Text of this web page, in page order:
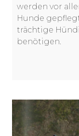
werden vor
Hunde
trächtige
benötigen.